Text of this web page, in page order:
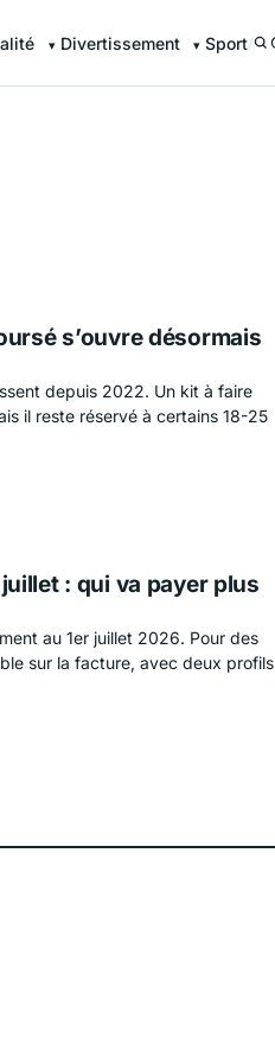
Divertissement Sport/
s’ouvre désormais
depuis 2022. Un kit à faire
il reste réservé à certains 18-25
: qui va payer plus
au 1er juillet 2026. Pour des
sur la facture, avec deux profils